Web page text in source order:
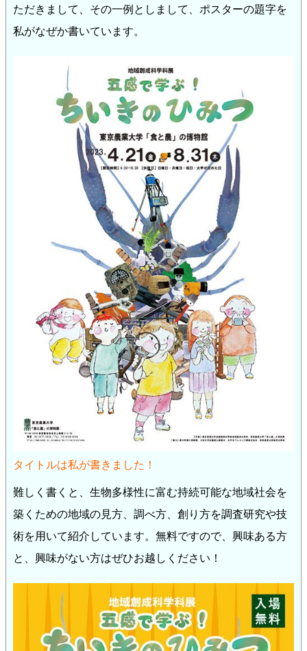
ただきまして、その一例としまして、ポスターの題字を
私がなぜか書いています。
タイトルは私が書きました！
難しく書くと、生物多様性に富む持続可能な地域社会を
築くための地域の見方、調べ方、創り方を調査研究や技
術を用いて紹介しています。無料ですので、興味ある方
と、興味がない方はぜひお越しください！